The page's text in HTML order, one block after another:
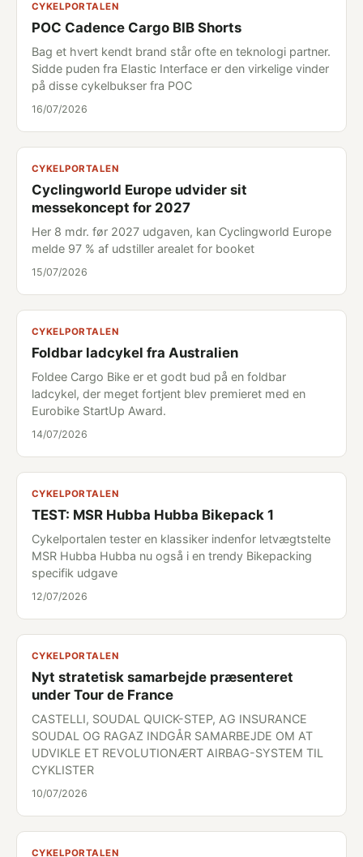
CYKELPORTALEN
POC Cadence Cargo BIB Shorts
Bag et hvert kendt brand står ofte en teknologi partner.
Sidde puden fra Elastic Interface er den virkelige vinder
på disse cykelbukser fra POC
16/07/2026
CYKELPORTALEN
Cyclingworld Europe udvider sit
messekoncept for 2027
Her 8 mdr. før 2027 udgaven, kan Cyclingworld Europe
melde 97 % af udstiller arealet for booket
15/07/2026
CYKELPORTALEN
Foldbar ladcykel fra Australien
Foldee Cargo Bike er et godt bud på en foldbar
ladcykel, der meget fortjent blev premieret med en
Eurobike StartUp Award.
14/07/2026
CYKELPORTALEN
TEST: MSR Hubba Hubba Bikepack 1
Cykelportalen tester en klassiker indenfor letvægtstelte
MSR Hubba Hubba nu også i en trendy Bikepacking
specifik udgave
12/07/2026
CYKELPORTALEN
Nyt stratetisk samarbejde præsenteret
under Tour de France
CASTELLI, SOUDAL QUICK-STEP, AG INSURANCE
SOUDAL OG RAGAZ INDGÅR SAMARBEJDE OM AT
UDVIKLE ET REVOLUTIONÆRT AIRBAG-SYSTEM TIL
CYKLISTER
10/07/2026
CYKELPORTALEN